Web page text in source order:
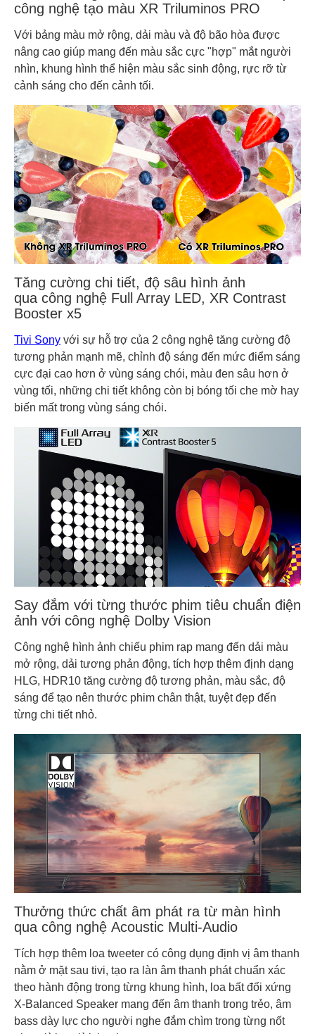
công nghệ tạo màu XR Triluminos PRO
Với bảng màu mở rộng, dải màu và độ bão hòa được
nâng cao giúp mang đến màu sắc cực "hợp" mắt người
nhìn, khung hình thể hiện màu sắc sinh động, rực rỡ từ
cảnh sáng cho đến cảnh tối.
Tăng cường chi tiết, độ sâu hình ảnh
qua công nghệ Full Array LED, XR Contrast
Booster x5
Tivi Sony với sự hỗ trợ của 2 công nghệ tăng cường độ
tương phản mạnh mẽ, chỉnh độ sáng đến mức điểm sáng
cực đại cao hơn ở vùng sáng chói, màu đen sâu hơn ở
vùng tối, những chi tiết không còn bị bóng tối che mờ hay
biến mất trong vùng sáng chói.
Say đắm với từng thước phim tiêu chuẩn điện
ảnh với công nghệ Dolby Vision
Công nghệ hình ảnh chiếu phim rạp mang đến dải màu
mở rộng, dải tương phản động, tích hợp thêm định dạng
HLG, HDR10 tăng cường độ tương phản, màu sắc, độ
sáng để tạo nên thước phim chân thật, tuyệt đẹp đến
từng chi tiết nhỏ.
Thưởng thức chất âm phát ra từ màn hình
qua công nghệ Acoustic Multi-Audio
Tích hợp thêm loa tweeter có công dụng định vị âm thanh
nằm ở mặt sau tivi, tạo ra làn âm thanh phát chuẩn xác
theo hành động trong từng khung hình, loa bất đối xứng
X-Balanced Speaker mang đến âm thanh trong trẻo, âm
bass dày lực cho người nghe đắm chìm trong từng nốt